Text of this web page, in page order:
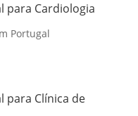
para Cardiologia
Portugal
para Clínica de